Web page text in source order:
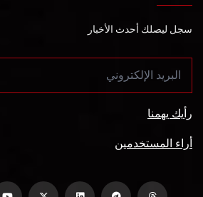
سجل ليصلك أحدث الأخبار
رأيك يهمنا
أراء المستخدمين